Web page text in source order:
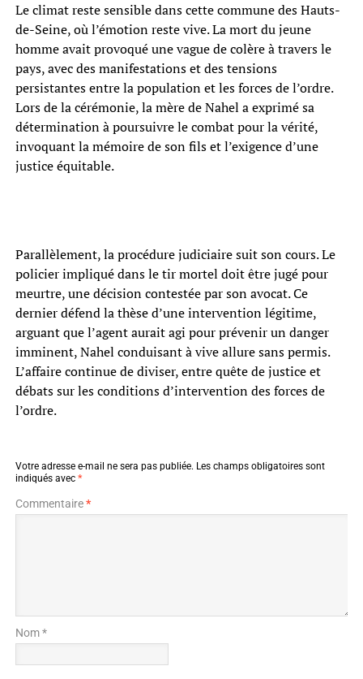
Le climat reste sensible dans cette commune des Hauts-
de-Seine, où l’émotion reste vive. La mort du jeune
homme avait provoqué une vague de colère à travers le
pays, avec des manifestations et des tensions
persistantes entre la population et les forces de l’ordre.
Lors de la cérémonie, la mère de Nahel a exprimé sa
détermination à poursuivre le combat pour la vérité,
invoquant la mémoire de son fils et l’exigence d’une
justice équitable.
Parallèlement, la procédure judiciaire suit son cours. Le
policier impliqué dans le tir mortel doit être jugé pour
meurtre, une décision contestée par son avocat. Ce
dernier défend la thèse d’une intervention légitime,
arguant que l’agent aurait agi pour prévenir un danger
imminent, Nahel conduisant à vive allure sans permis.
L’affaire continue de diviser, entre quête de justice et
débats sur les conditions d’intervention des forces de
l’ordre.
Votre adresse e-mail ne sera pas publiée. Les champs obligatoires sont
indiqués avec *
Commentaire*
Nom *